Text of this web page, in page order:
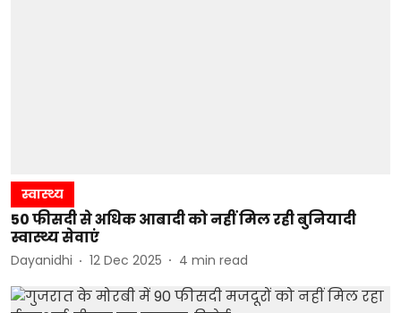
स्वास्थ्य
50 फीसदी से अधिक आबादी को नहीं मिल रही बुनियादी
स्वास्थ्य सेवाएं
Dayanidhi 12 Dec 2025 4 min read